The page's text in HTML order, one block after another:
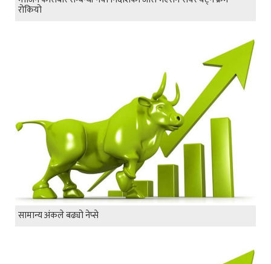
रोकियो
सामान्य अंकले बढ्यो नेप्से